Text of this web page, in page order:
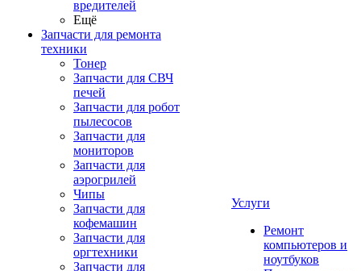
вредителей
Ещё
Запчасти для ремонта
техники
Тонер
Запчасти для СВЧ
печей
Запчасти для робот
пылесосов
Запчасти для
мониторов
Запчасти для
аэрогрилей
Чипы
Запчасти для
кофемашин
Запчасти для
оргтехники
Запчасти для
Услуги
Ремонт
компьютеров и
ноутбуков